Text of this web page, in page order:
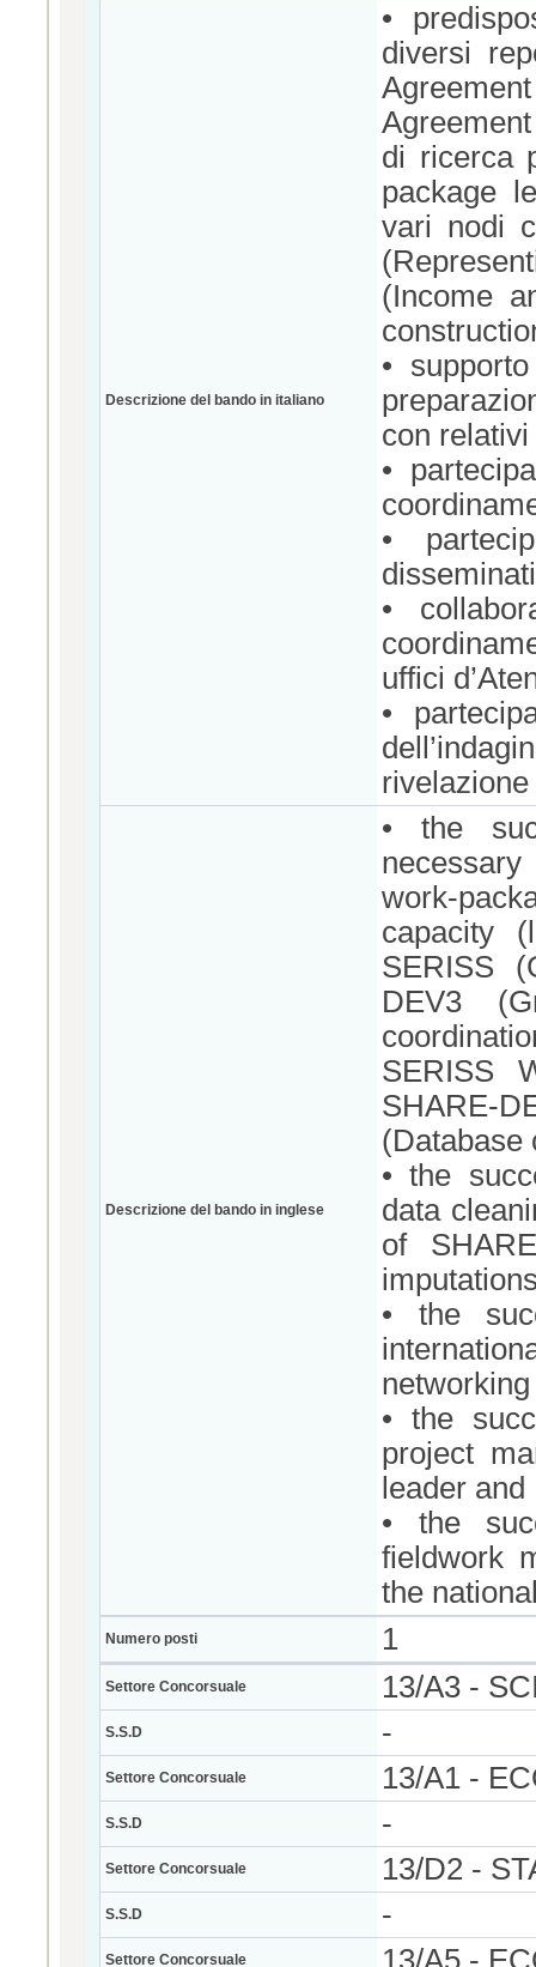
Descrizione del bando in italiano
•
diversi
di ricerca
package
vari nodi
(Income
•
con
•
•
•
uffici
•
Descrizione del bando in inglese
• the
work-
capacity
SERISS
DEV3
SERISS
SHARE-
(Database
• the
data
of
• the
• the
project
leader
• the
fieldwork
the
Numero posti 1
Settore Concorsuale 13/A3 -
S.S.D -
Settore Concorsuale 13/A1 -
S.S.D -
Settore Concorsuale 13/D2 -
S.S.D -
Settore Concorsuale 13/A5 -